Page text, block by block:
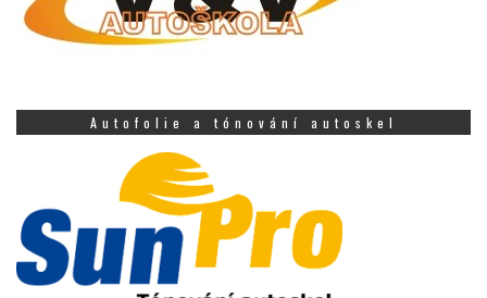
Autofolie a tónování autoskel